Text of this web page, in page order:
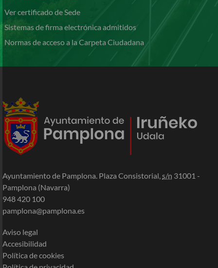
Ver certificado de Sede
Sistemas de firma electrónica admitidos
Normas de acceso a la Carpeta Ciudadana
Ayuntamiento de Pamplona. Plaza Consistorial, s/n 31001 -
Pamplona (Navarra)
948 420 100
pamplona@pamplona.es
Aviso legal
Accesibilidad
Política de cookies